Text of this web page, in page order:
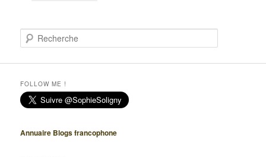
e
e
c
FOLLOW ME !
Annuaire Blogs francophone